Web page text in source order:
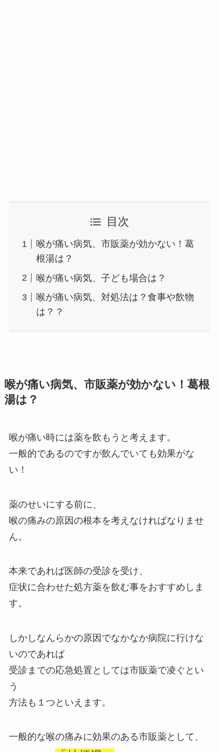
目次
喉が痛い病気、市販薬が効かない！葛
根湯は？
喉が痛い病気、子ども場合は？
喉が痛い病気、対処法は？食事や飲物
は？？
喉が痛い病気、市販薬が効かない！葛根
湯は？
喉が痛い時には薬を飲もうと考えます。
一般的であるのですが飲んでいても効果がな
い！
薬のせいにする前に、
喉の痛みの原因の根本を考えなければなりませ
ん。
本来であれば医師の受診を受け、
症状に合わせた処方薬を飲む事をおすすめしま
す。
しかしなんらかの原因でなかなか病院に行けな
いのであれば
受診までの応急処置としては市販薬で凌ぐとい
う
方法も１つといえます。
一般的な喉の痛みに効果のある市販薬として、